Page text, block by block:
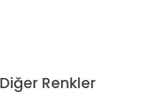
Diğer Renkler